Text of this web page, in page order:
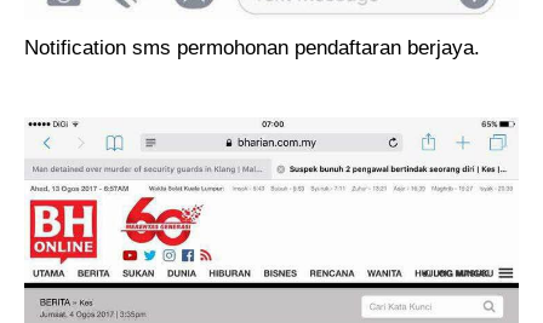
Notification sms permohonan pendaftaran berjaya.